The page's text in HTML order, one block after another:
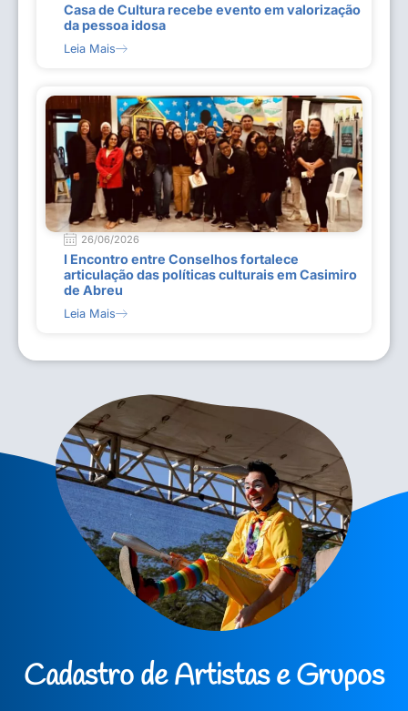
Casa de Cultura recebe evento em valorização
da pessoa idosa
Leia Mais
26/06/2026
I Encontro entre Conselhos fortalece
articulação das políticas culturais em Casimiro
de Abreu
Leia Mais
Cadastro de Artistas e Grupos